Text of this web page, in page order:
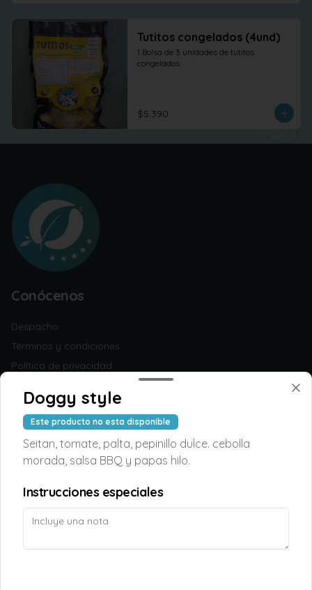
Tutitos congelados (4und)
1 Bolsa de 3 unidades de tutitos
congelados
$5.390
Conócenos
Despacho
Términos y condiciones
Política de privacidad
Redes sociales
Instagram
Facebook
Pedir
Iniciar sesión
Doggy style
Este producto no esta disponible
Seitan, tomate, palta, pepinillo dulce. cebolla
morada, salsa BBQ y papas hilo.
Instrucciones especiales